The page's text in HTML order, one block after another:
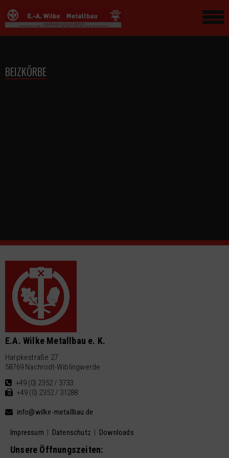
BEIZKÖRBE
E.A. Wilke Metallbau e. K.
Harpkestraße 27
58769 Nachrodt-Wiblingwerde
+49 (0) 2352 / 3733
+49 (0) 2352 / 31288
info@wilke-metallbau.de
Impressum | Datenschutz | Downloads
Unsere Öffnungszeiten: